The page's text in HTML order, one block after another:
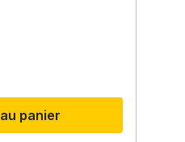
panier